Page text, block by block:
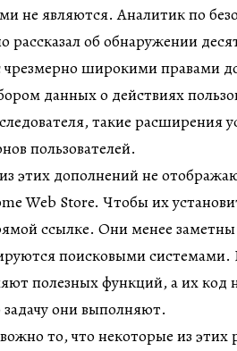
не являются. Аналитик по
рассказал об обнаружении
широкими правами
данных о действиях
такие расширения
пользователей.
этих дополнений не
Web Store. Чтобы их
ссылке. Они менее заметны
поисковыми
полезных функций, а их код
они выполняют.
то, что некоторые из